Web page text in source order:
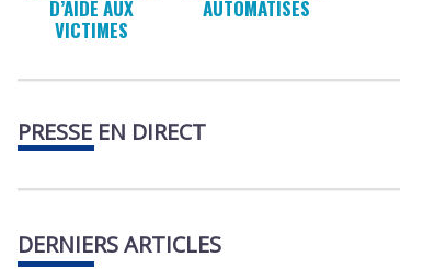
D’AIDE AUX
VICTIMES
AUTOMATISÉS
PRESSE EN DIRECT
DERNIERS ARTICLES